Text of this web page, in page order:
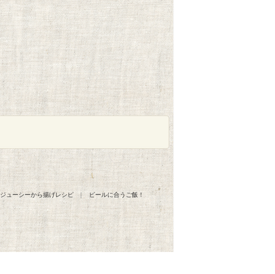
ジューシーから揚げレシピ ビールに合うご飯！